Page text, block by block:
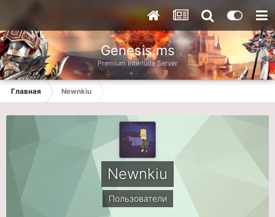
Genesis.ms
Premium Interlude Server
Главная Newnkiu
Newnkiu
Пользователи